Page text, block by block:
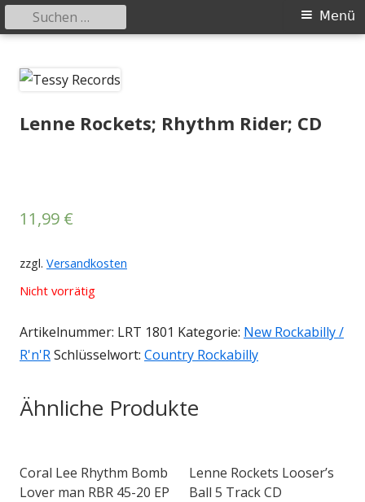
zum
Primäres
Menü
Suchen
nach:
Lenne Rockets; Rhythm Rider; CD
11,99 €
zzgl. Versandkosten
Nicht vorrätig
Artikelnummer: LRT 1801 Kategorie: New Rockabilly /
R'n'RSchlüsselwort: Country Rockabilly
Ähnliche Produkte
Coral Lee Rhythm Bomb
Lover man RBR 45-20 EP
Lenne Rockets Looser’s
Ball 5 Track CD